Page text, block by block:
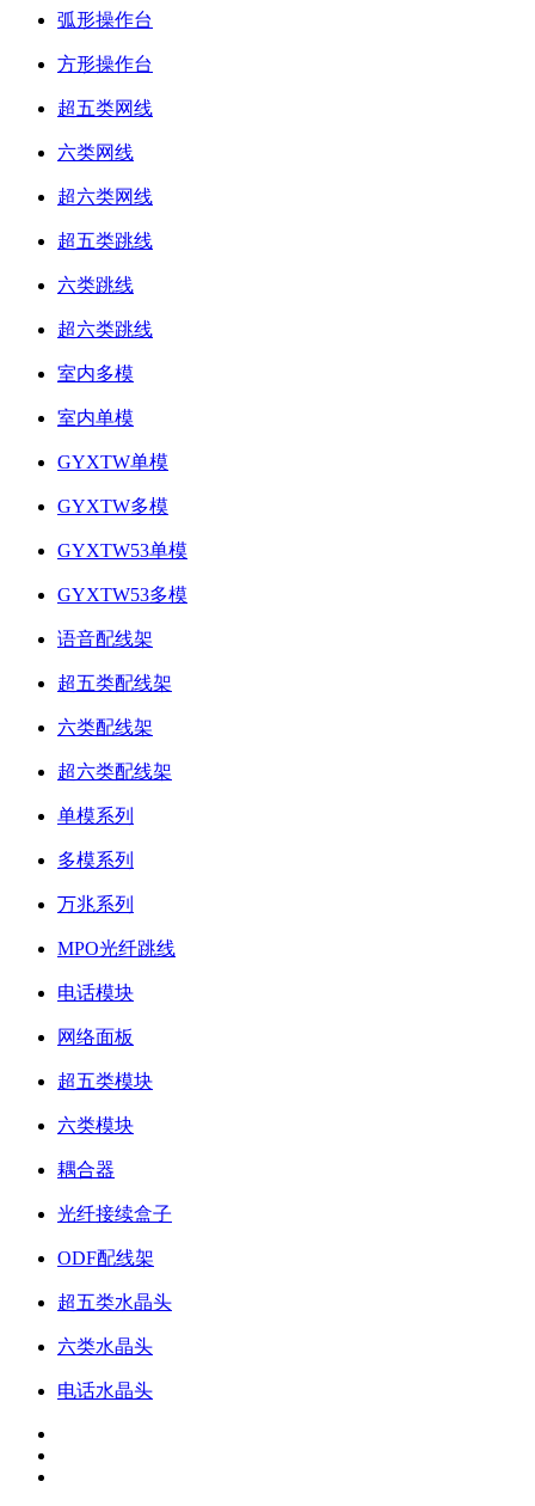
弧形操作台
方形操作台
超五类网线
六类网线
超六类网线
超五类跳线
六类跳线
超六类跳线
室内多模
室内单模
GYXTW单模
GYXTW多模
GYXTW53单模
GYXTW53多模
语音配线架
超五类配线架
六类配线架
超六类配线架
单模系列
多模系列
万兆系列
MPO光纤跳线
电话模块
网络面板
超五类模块
六类模块
耦合器
光纤接续盒子
ODF配线架
超五类水晶头
六类水晶头
电话水晶头